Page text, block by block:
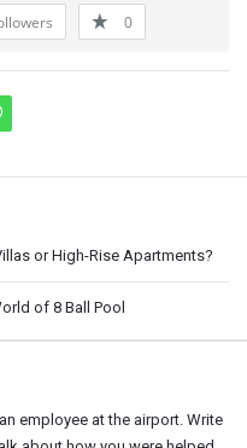
0
or High-Rise Apartments?
of 8 Ball Pool
employee at the airport. Write